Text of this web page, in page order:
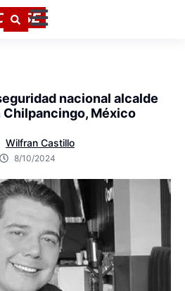
nacional alcalde
Chilpancingo, México
Wilfran Castillo
8/10/2024